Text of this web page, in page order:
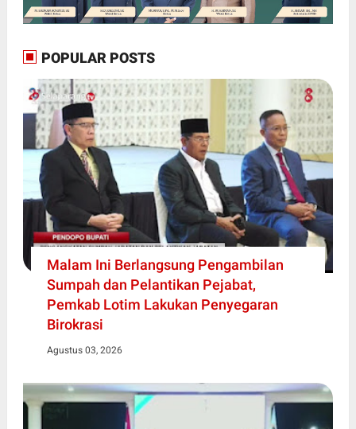
POPULAR POSTS
Malam Ini Berlangsung Pengambilan
Sumpah dan Pelantikan Pejabat,
Pemkab Lotim Lakukan Penyegaran
Birokrasi
Agustus 03, 2026